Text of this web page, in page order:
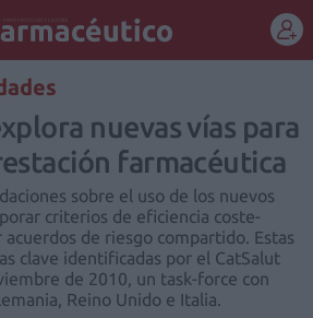
REGÍSTRATE
nuevas vías para
farmacéutica
sobre el uso de los nuevos
criterios de eficiencia coste-
de riesgo compartido. Estas
clave identificadas por el CatSalut
de 2010, un task-force con
Reino Unido e Italia.